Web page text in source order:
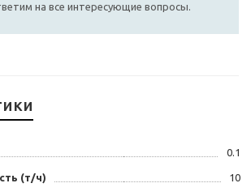
на все интересующие вопросы.
0.1
(т/ч) 10